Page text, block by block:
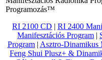
Programozás™
RI 2100 CD | RI 2400
Manifesztációs Program |
Program | Asztro-Dinamikus
Feng Shui Plusz+ &